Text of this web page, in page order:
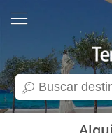
search